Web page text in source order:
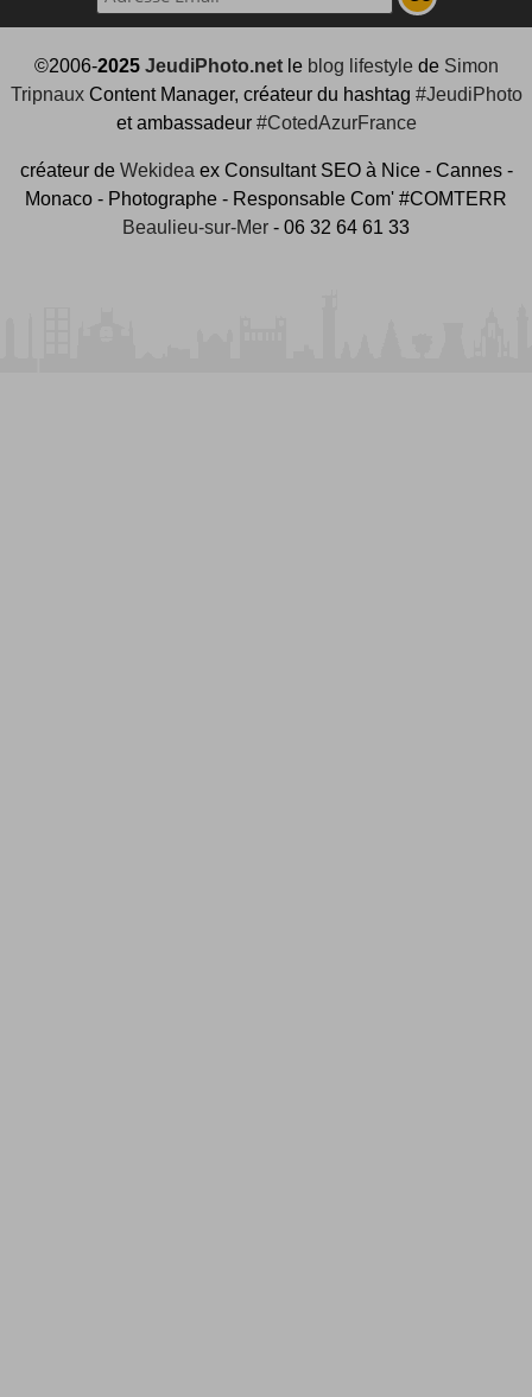
©2006-2025 JeudiPhoto.netle blog lifestylede Simon
TripnauxContent Manager, créateur du hashtag #JeudiPhoto
et ambassadeur #CotedAzurFrance
créateur de Wekidea ex Consultant SEO à Nice - Cannes -
Monaco - Photographe - Responsable Com' #COMTERR
Beaulieu-sur-Mer - 06 32 64 61 33